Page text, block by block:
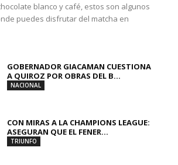
blanco y café, estos son algunos
puedes disfrutar del matcha en
GOBERNADOR GIACAMAN CUESTIONA
A QUIROZ POR OBRAS DEL B...
NACIONAL
CON MIRAS A LA CHAMPIONS LEAGUE:
ASEGURAN QUE EL FENER...
TRIUNFO